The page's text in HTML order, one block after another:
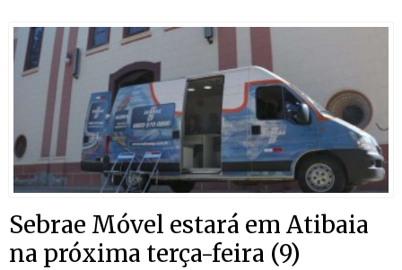
Sebrae Móvel estará em Atibaia
na próxima terça-feira (9)